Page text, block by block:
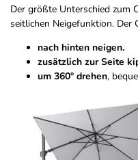
Der größte Unterschied zum
seitlichen Neigefunktion. Der
nach hinten neigen.
zusätzlich zur Seite
um 360° drehen,